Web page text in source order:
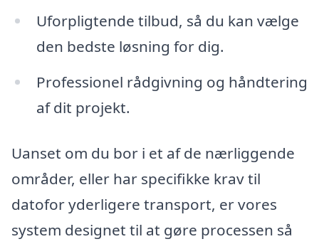
Uforpligtende tilbud, så du kan vælge
den bedste løsning for dig.
Professionel rådgivning og håndtering
af dit projekt.
Uanset om du bor i et af de nærliggende
områder, eller har specifikke krav til
datofor yderligere transport, er vores
system designet til at gøre processen så